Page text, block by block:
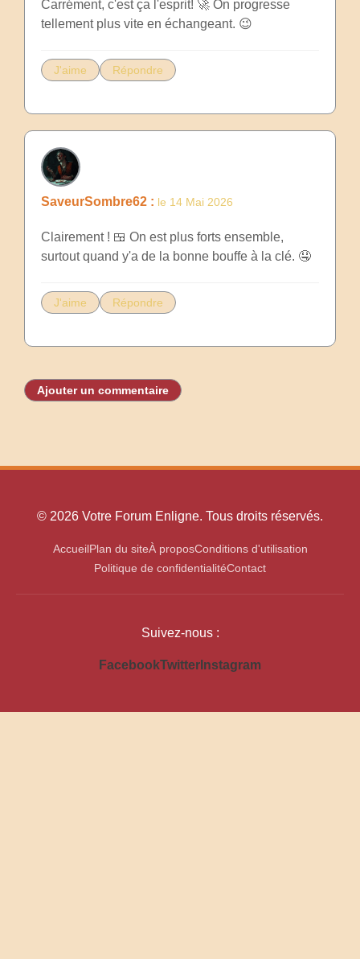
Carrément, c'est ça l'esprit! 🚀 On progresse
tellement plus vite en échangeant. 😉
J'aime Répondre
SaveurSombre62 : le 14 Mai 2026
Clairement ! 🍱 On est plus forts ensemble,
surtout quand y'a de la bonne bouffe à la clé. 🤤
J'aime Répondre
Ajouter un commentaire
© 2026 Votre Forum Enligne. Tous droits réservés.
AccueilPlan du siteÀ proposConditions d'utilisation
Politique de confidentialitéContact
Suivez-nous :
FacebookTwitter Instagram